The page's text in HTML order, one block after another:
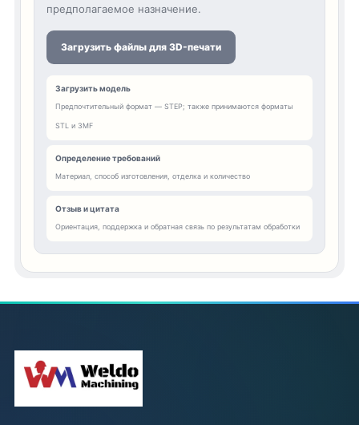
предполагаемое назначение.
Загрузить файлы для 3D-печати
Загрузить модель
Предпочтительный формат — STEP; также принимаются форматы
STL и 3MF
Определение требований
Материал, способ изготовления, отделка и количество
Отзыв и цитата
Ориентация, поддержка и обратная связь по результатам обработки